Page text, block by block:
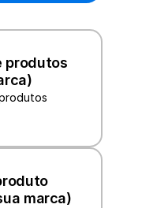
produtos
marca)